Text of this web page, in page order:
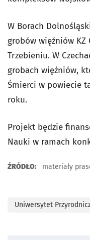
W Borach
grobów więźniów KZ
Trzebieniu. W
grobach więźniów,
Śmierci w powiecie
roku.
Projekt będzie
Nauki w ramach
ŹRÓDŁO: materiały
Uniwersytet